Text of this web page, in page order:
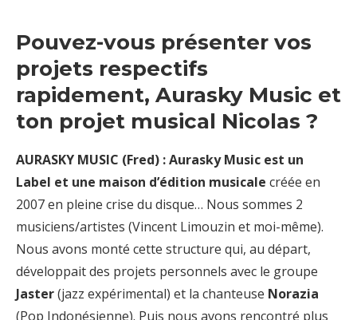
Pouvez-vous présenter vos
projets respectifs
rapidement, Aurasky Music et
ton projet musical Nicolas ?
AURASKY MUSIC (Fred) : Aurasky Music est un
Label et une maison d’édition musicale créée en
2007 en pleine crise du disque… Nous sommes 2
musiciens/artistes (Vincent Limouzin et moi-même).
Nous avons monté cette structure qui, au départ,
développait des projets personnels avec le groupe
Jaster(jazz expérimental) et la chanteuse Norazia
(Pop Indonésienne). Puis nous avons rencontré plus